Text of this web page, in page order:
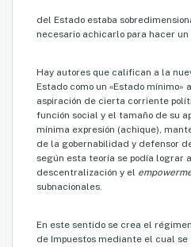
del Estado estaba
necesario achicarlo para hacer
Hay autores que califican a la
Estado como un «Estado mínimo»
aspiración de cierta corriente
función social y el tamaño de su
mínima expresión (achique),
de la gobernabilidad y defensor
según esta teoría se podía lograr
descentralización y el
subnacionales.
En este sentido se crea el
de Impuestos mediante el cual